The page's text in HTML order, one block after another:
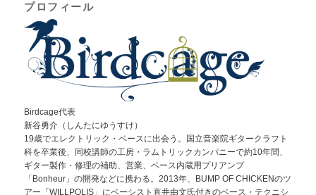
プロフィール
Birdcage代表
新谷勇介（しんたにゆうすけ）
19歳でエレクトリック・ベースに出会う。国立音楽院ギタークラフト
科を卒業後、同校講師の工房・ラムトリックカンパニーで約10年間、
ギター製作・修理の補助、営業、ベース内蔵用プリアンプ
「Bonheur」の開発などに携わる。2013年、BUMP OF CHICKENのツ
アー「WILLPOLIS」にベーシスト直井由文氏付きのベース・テクニシ